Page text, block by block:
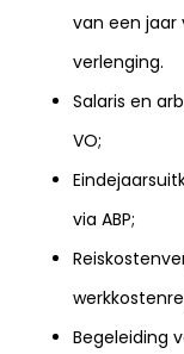
van een
verlenging.
Salaris en
VO;
via ABP;
Begeleiding